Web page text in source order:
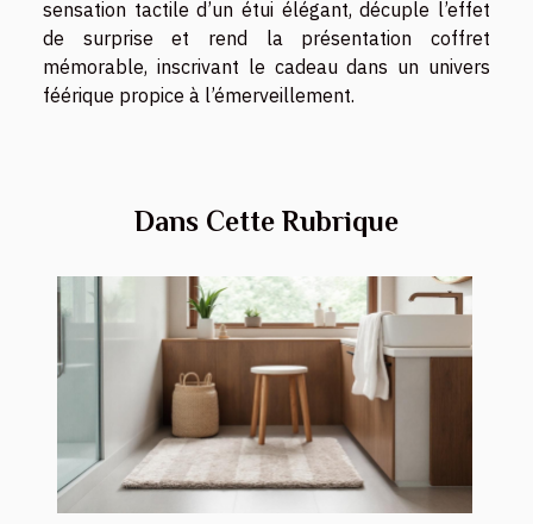
sensation tactile d’un étui élégant, décuple l’effet
de surprise et rend la présentation coffret
mémorable, inscrivant le cadeau dans un univers
féérique propice à l’émerveillement.
Dans Cette Rubrique